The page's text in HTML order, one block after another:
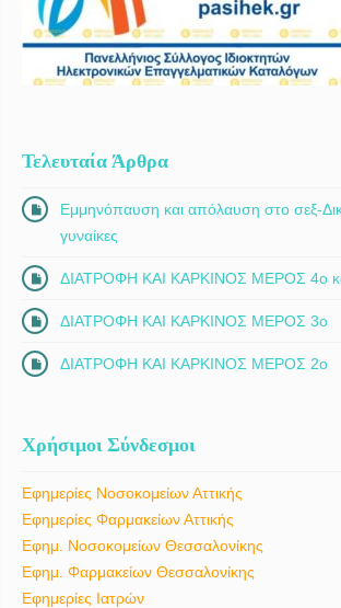
Τελευταία Άρθρα
Εμμηνόπαυση και απόλαυση στο σεξ-
γυναίκες
ΔΙΑΤΡΟΦΗ ΚΑΙ ΚΑΡΚΙΝΟΣ ΜΕΡΟΣ 4ο
ΔΙΑΤΡΟΦΗ ΚΑΙ ΚΑΡΚΙΝΟΣ ΜΕΡΟΣ 3ο
ΔΙΑΤΡΟΦΗ ΚΑΙ ΚΑΡΚΙΝΟΣ ΜΕΡΟΣ 2ο
Χρήσιμοι Σύνδεσμοι
Εφημερίες Νοσοκομείων Αττικής
Εφημερίες Φαρμακείων Αττικής
Εφημ. Νοσοκομείων Θεσσαλονίκης
Εφημ. Φαρμακείων Θεσσαλονίκης
Εφημερίες Ιατρών